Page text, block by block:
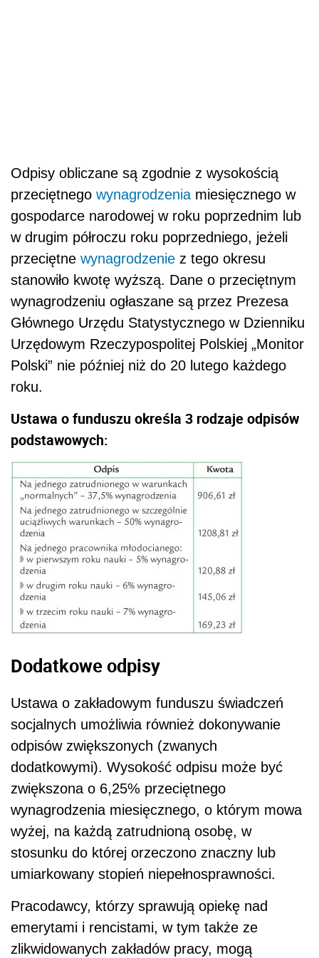
Odpisy obliczane są zgodnie z wysokością
przeciętnego wynagrodzenia miesięcznego w
gospodarce narodowej w roku poprzednim lub
w drugim półroczu roku poprzedniego, jeżeli
przeciętne wynagrodzenie z tego okresu
stanowiło kwotę wyższą. Dane o przeciętnym
wynagrodzeniu ogłaszane są przez Prezesa
Głównego Urzędu Statystycznego w Dzienniku
Urzędowym Rzeczypospolitej Polskiej „Monitor
Polski” nie później niż do 20 lutego każdego
roku.
Ustawa o funduszu określa 3 rodzaje odpisów
podstawowych:
Dodatkowe odpisy
Ustawa o zakładowym funduszu świadczeń
socjalnych umożliwia również dokonywanie
odpisów zwiększonych (zwanych
dodatkowymi). Wysokość odpisu może być
zwiększona o 6,25% przeciętnego
wynagrodzenia miesięcznego, o którym mowa
wyżej, na każdą zatrudnioną osobę, w
stosunku do której orzeczono znaczny lub
umiarkowany stopień niepełnosprawności.
Pracodawcy, którzy sprawują opiekę nad
emerytami i rencistami, w tym także ze
zlikwidowanych zakładów pracy, mogą